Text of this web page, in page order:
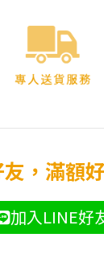
，滿額
加入LINE好